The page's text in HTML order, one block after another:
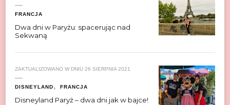
FRANCJA
Dwa dni w Paryżu: spacerując nad
Sekwaną
ZAKTUALIZOWANO W DNIU 26 SIERPNIA 2021
DISNEYLAND FRANCJA
Disneyland Paryż – dwa dni jak w bajce!